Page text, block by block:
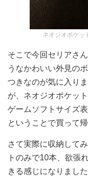
ネオジオポケッ
そこで今回セリアさ
うなかわいい外見の
つきなのが気に入り
が、ネオジオポケッ
ゲームソフトサイズ
ということで買って
さて実際に収納して
トのみで10本、欲張
きる感じになりまし